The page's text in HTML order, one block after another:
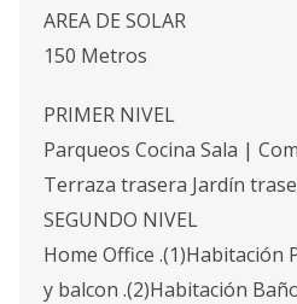
AREA DE SOLAR
150 Metros
PRIMER NIVEL
Parqueos Cocina Sala |
Terraza trasera Jardín
SEGUNDO NIVEL
Home Office .(1)Habitación
y balcon .(2)Habitación